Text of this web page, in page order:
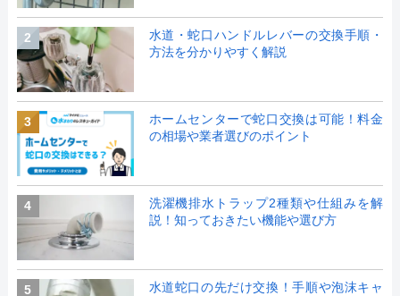
2
水道・蛇口ハンドルレバーの交換手順・
方法を分かりやすく解説
3
ホームセンターで蛇口交換は可能！料金
の相場や業者選びのポイント
4
洗濯機排水トラップ2種類や仕組みを解
説！知っておきたい機能や選び方
5
水道蛇口の先だけ交換！手順や泡沫キャ